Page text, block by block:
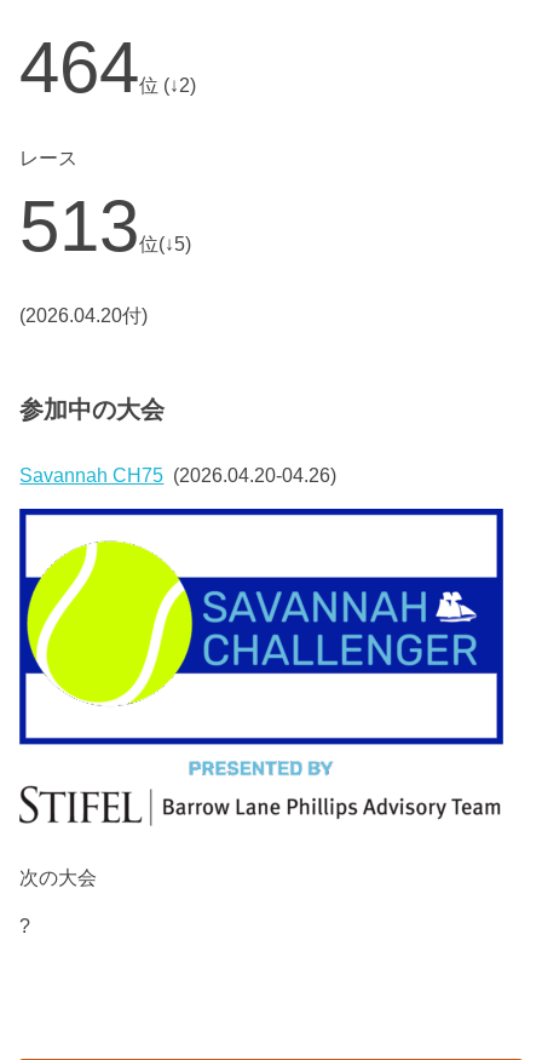
464位 (↓2)
レース
513位(↓5)
(2026.04.20付)
参加中の大会
Savannah CH75 (2026.04.20-04.26)
次の大会
?